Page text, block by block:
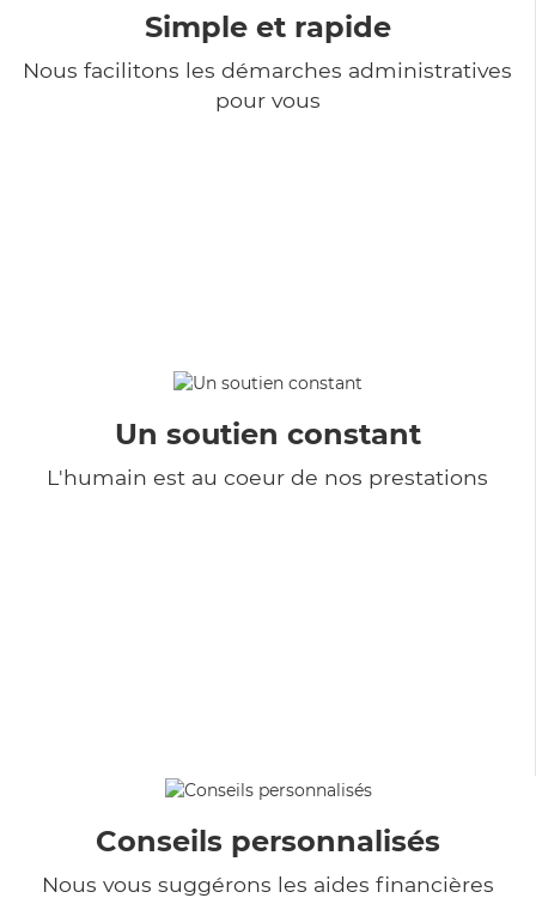
Simple et rapide
Nous facilitons les démarches administratives
pour vous
Un soutien constant
L'humain est au coeur de nos prestations
Conseils personnalisés
Nous vous suggérons les aides financières